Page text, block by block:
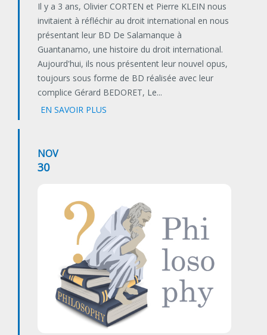
Il y a 3 ans, Olivier CORTEN et Pierre KLEIN nous
invitaient à réfléchir au droit international en nous
présentant leur BD De Salamanque à
Guantanamo, une histoire du droit international.
Aujourd'hui, ils nous présentent leur nouvel opus,
toujours sous forme de BD réalisée avec leur
complice Gérard BEDORET, Le...
EN SAVOIR PLUS
NOV
30